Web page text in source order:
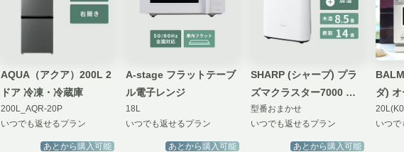
AQUA（アクア）200L 2
ドア 冷凍・冷蔵庫
200L_AQR-20P
いつでも返せるプラン
あとから購入可能
A-stage フラットテーブ
ル電子レンジ
18L
いつでも返せるプラン
あとから購入可能
SHARP (シャープ) プラ
ズマクラスター7000 加
湿空気清浄機
型番おまかせ
いつでも返せるプラン
あとから購入可能
ダ
いつで